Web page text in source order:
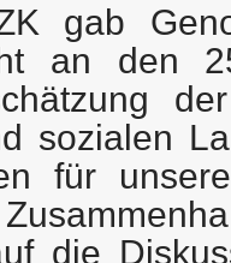
gab
an den
sozialen
für
die